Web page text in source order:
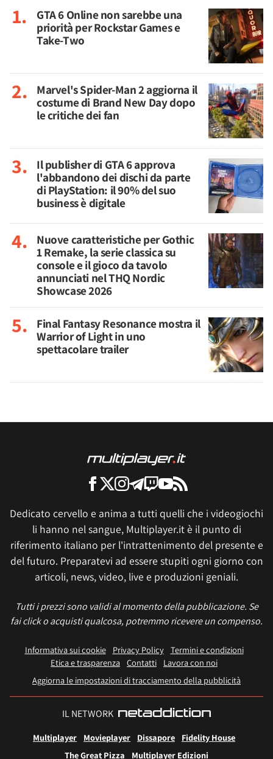
GTA 6 Online non sarebbe una
priorità per Rockstar Games e
Take-Two
Marvel's Spider-Man 2 aggiorna il
costume di Brand New Day dopo
le critiche dei fan
Il publisher di GTA 6 approva
l'abbandono dei dischi da parte
di PlayStation: il 90% del suo
business è digitale
Nuove caratteristiche per Gothic
1 Remake, la serie classica su
console e il gioco da tavolo
annunciati nel THQ Nordic
Showcase 2026
Final Fantasy Resonance mostra il
Warrior of Light in uno
spettacolare trailer
Dedicato cervello e anima a tutti quelli che i videogiochi
li hanno nel sangue, Multiplayer.it è il punto di
riferimento italiano per l'intrattenimento del presente e
del futuro. Preparatevi ad essere stupiti ogni giorno con
articoli, news, video, live e produzioni geniali.
Tutti i prezzi sono validi al momento della pubblicazione. Se
fai click o acquisti qualcosa, potremmo ricevere un compenso.
Informativa sui cookie Privacy Policy
Termini e condizioni
Etica e trasparenza Contatti
Lavora con noi
Aggiorna le impostazioni di tracciamento della pubblicità
IL NETWORK
Multiplayer Movieplayer Dissapore
Fidelity House
The Great Pizza
Multiplayer Edizioni